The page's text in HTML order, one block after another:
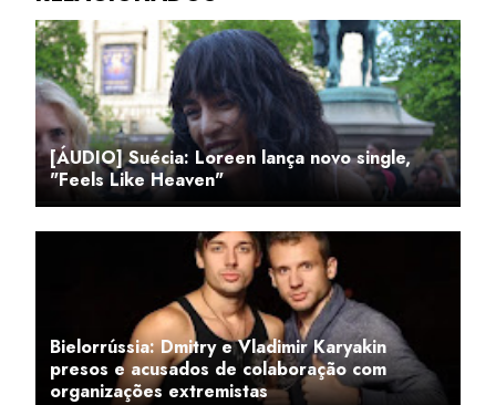
[ÁUDIO] Suécia: Loreen lança novo single,
"Feels Like Heaven"
Bielorrússia: Dmitry e Vladimir Karyakin
presos e acusados de colaboração com
organizações extremistas